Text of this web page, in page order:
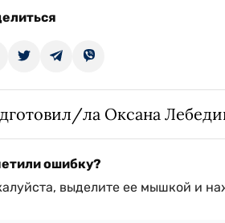
ла Оксана
ошибку?
выделите ее мышкой и